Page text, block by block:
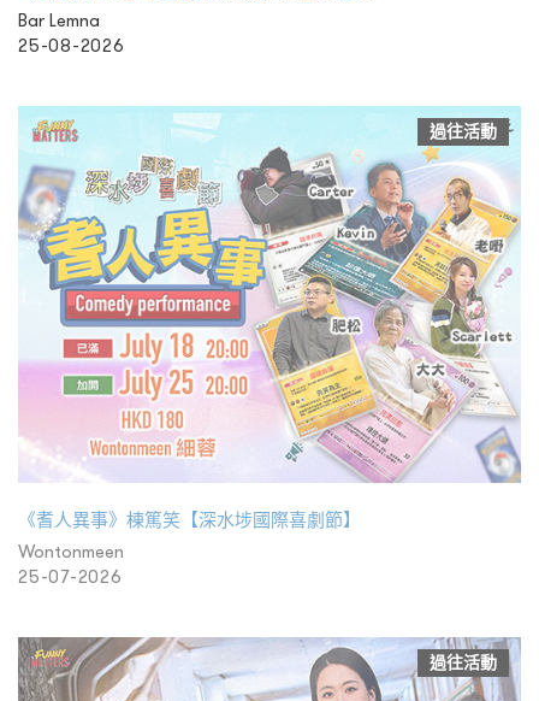
Bar Lemna
25-08-2026
過往活動
《耆人異事》棟篤笑【深水埗國際喜劇節】
Wontonmeen
25-07-2026
過往活動